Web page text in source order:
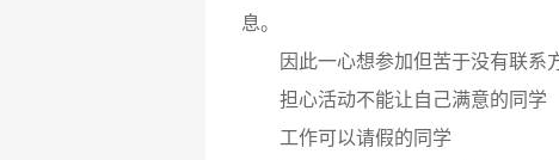
息。
因此一心想参加但苦于没有联系
担心活动不能让自己满意的同学
工作可以请假的同学